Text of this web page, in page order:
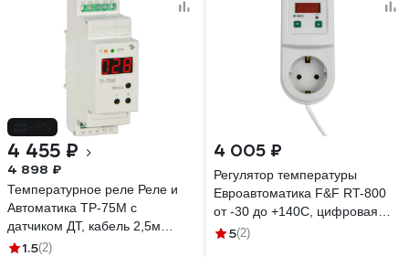
4 455 ₽
4 898 ₽
Температурное реле Реле и
Автоматика ТР-75М с
датчиком ДТ, кабель 2,5м
A8223-79683269
1.5(2)
4 005 ₽
Регулятор температуры
Евроавтоматика F&F RT-800
от -30 до +140С, цифровая
индикация, выносной датчик
5(2)